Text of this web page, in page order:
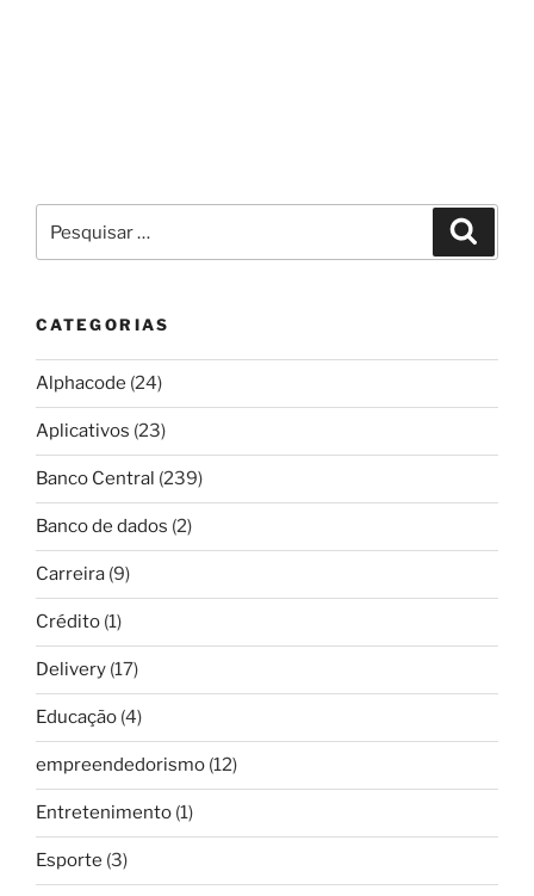
por:
CATEGORIAS
Alphacode (24)
Aplicativos (23)
Banco Central (239)
Banco de dados (2)
Carreira (9)
Crédito (1)
Delivery (17)
Educação (4)
empreendedorismo (12)
Entretenimento (1)
Esporte (3)